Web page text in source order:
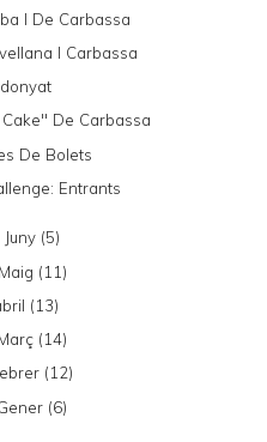
I De Carbassa
I Carbassa
De Carbassa
De Bolets
Entrants
Juny (5)
(11)
(13)
(14)
(12)
(6)